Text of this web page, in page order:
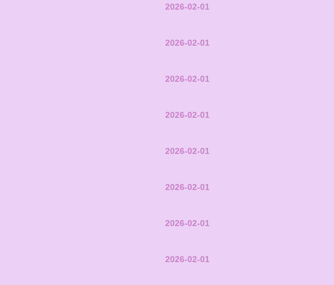
2026-02-01
2026-02-01
2026-02-01
2026-02-01
2026-02-01
2026-02-01
2026-02-01
2026-02-01